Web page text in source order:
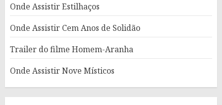
Onde Assistir Estilhaços
Onde Assistir Cem Anos de Solidão
Trailer do filme Homem-Aranha
Onde Assistir Nove Místicos